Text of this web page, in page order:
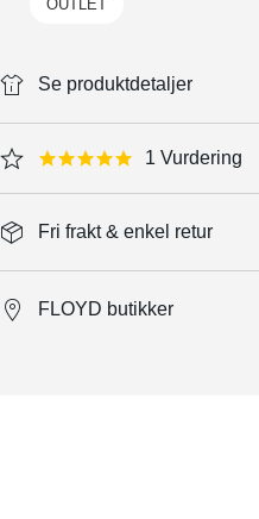
OUTLET
Se produktdetaljer
5.0 star rating 1 Vurdering
Fri frakt & enkel retur
FLOYD butikker